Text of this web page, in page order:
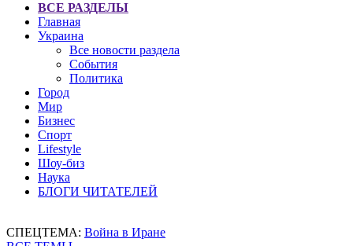
ВСЕ РАЗДЕЛЫ
Главная
Украина
Все новости раздела
События
Политика
Город
Мир
Бизнес
Спорт
Lifestyle
Шоу-биз
Наука
БЛОГИ ЧИТАТЕЛЕЙ
СПЕЦТЕМА: Война в Иране